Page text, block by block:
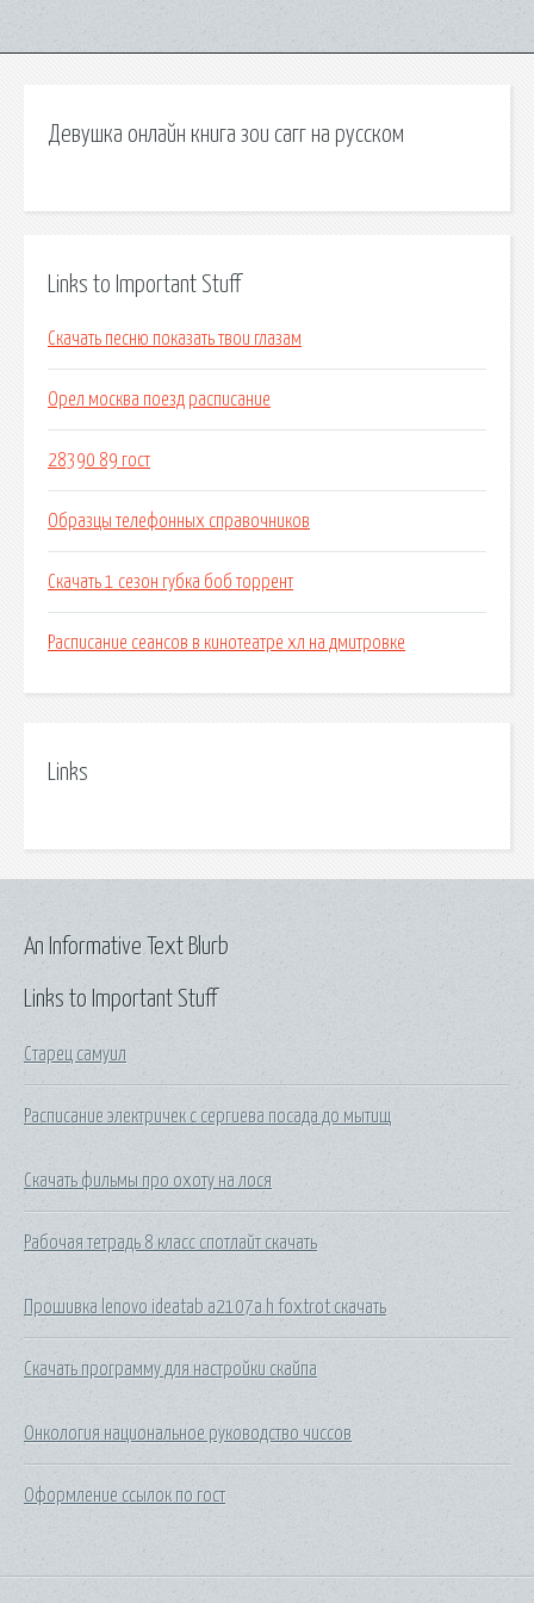
Девушка онлайн книга зои сагг на русском
Links to Important Stuff
Скачать песню показать твои глазам
Орел москва поезд расписание
28390 89 гост
Образцы телефонных справочников
Скачать 1 сезон губка боб торрент
Расписание сеансов в кинотеатре хл на дмитровке
Links
Links to Important Stuff
Старец самуил
Расписание электричек с сергиева посада до мытищ
Скачать фильмы про охоту на лося
Рабочая тетрадь 8 класс спотлайт скачать
Прошивка lenovo ideatab a2107a h foxtrot скачать
Скачать программу для настройки скайпа
Онкология национальное руководство чиссов
Оформление ссылок по гост
An Informative Text Blurb